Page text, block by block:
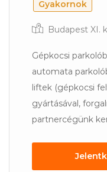
Gyakornok
Budapest XI.
Gépkocsi
automata
liftek (gépkocsi
gyártásával,
partnercégünk